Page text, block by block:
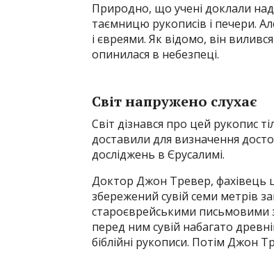
Природно, що учені доклали
таємницю рукописів і печери.
і євреями. Як відомо, він
опинилася в небезпеці.
Світ напружено слухає
Світ дізнався про цей рукопис
доставили для визначення
досліджень в Єрусалимі.
Доктор Джон Тревер, фахівець
збережений сувій семи метрів
староєврейськими письмовими
перед ним сувій набагато
біблійні рукописи. Потім Джон